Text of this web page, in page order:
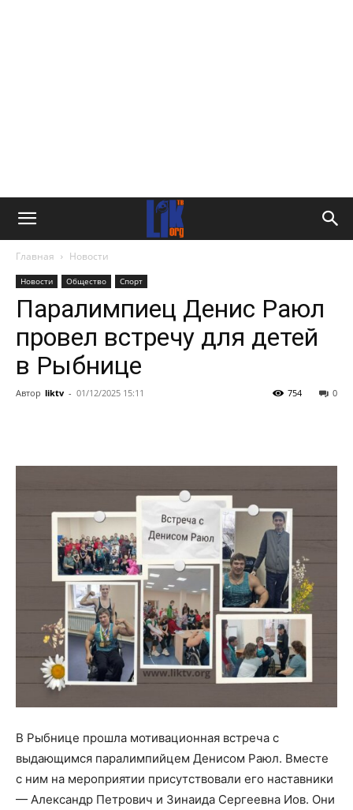
Главная Новости
Новости Общество Спорт
Паралимпиец Денис Раюл
провел встречу для детей
в Рыбнице
Автор liktv - 01/12/2025 15:11 0
754
В Рыбнице прошла мотивационная встреча с
выдающимся паралимпийцем Денисом Раюл. Вместе
с ним на мероприятии присутствовали его наставники
— Александр Петрович и Зинаида Сергеевна Иов. Они